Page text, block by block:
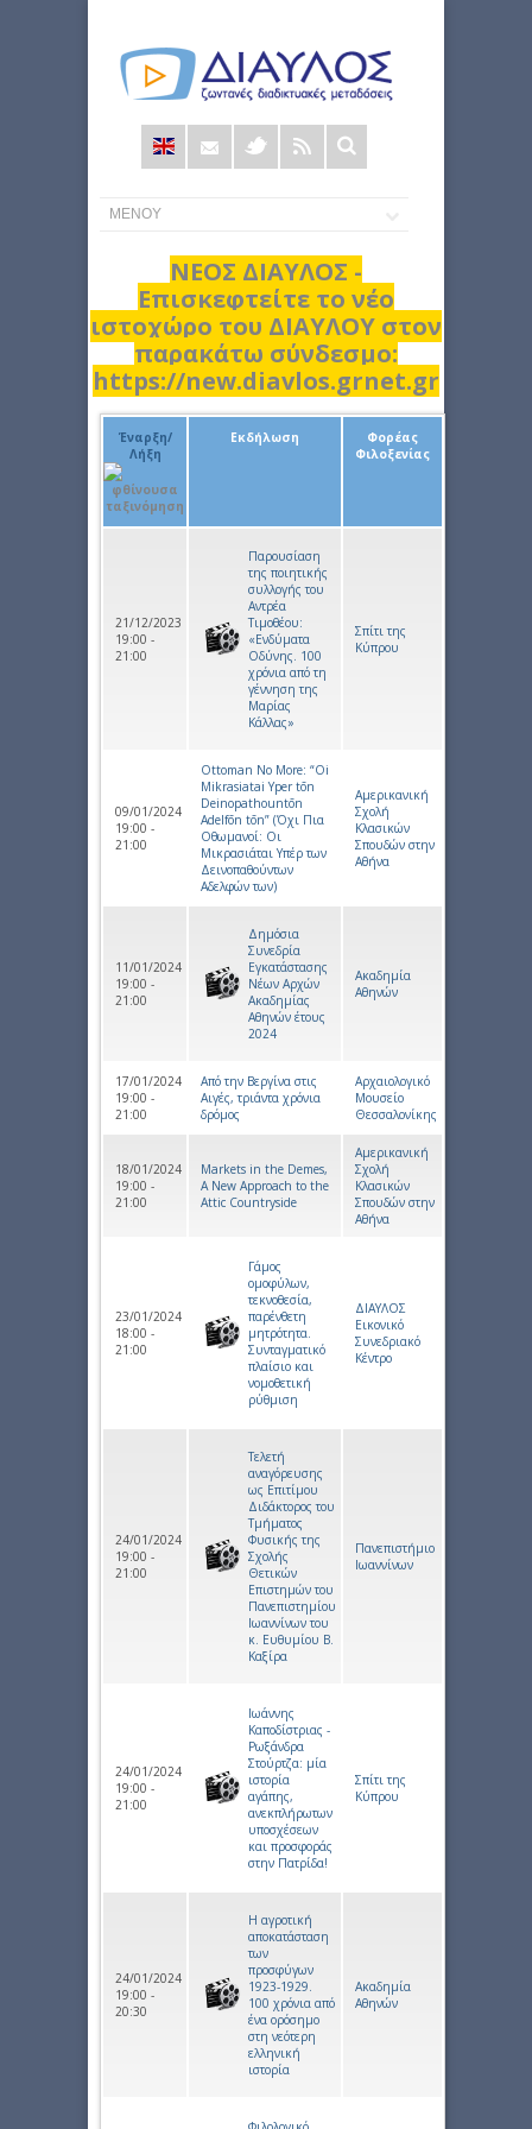
Φόρμα
αναζήτησης
ΝΕΟΣ ΔΙΑΥΛΟΣ -
Επισκεφτείτε το νέο
ιστοχώρο του ΔΙΑΥΛΟΥ στον
παρακάτω σύνδεσμο:
https://new.diavlos.grnet.gr
Έναρξη/
Λήξη
Εκδήλωση
Φορέας
Φιλοξενίας
21/12/2023
19:00 -
21:00
Παρουσίαση
της ποιητικής
συλλογής του
Αντρέα
Τιμοθέου:
«Ενδύματα
Οδύνης. 100
χρόνια από τη
γέννηση της
Μαρίας
Κάλλας»
Σπίτι της
Κύπρου
09/01/2024
19:00 -
21:00
Ottoman No More: “Oi
Mikrasiatai Yper tōn
Deinopathountōn
Adelfōn tōn” (Όχι Πια
Οθωμανοί: Οι
Μικρασιάται Υπέρ των
Δεινοπαθούντων
Αδελφών των)
Αμερικανική
Σχολή
Κλασικών
Σπουδών στην
Αθήνα
11/01/2024
19:00 -
21:00
Δημόσια
Συνεδρία
Εγκατάστασης
Νέων Αρχών
Ακαδημίας
Αθηνών έτους
2024
Ακαδημία
Αθηνών
17/01/2024
19:00 -
21:00
Από την Βεργίνα στις
Αιγές, τριάντα χρόνια
δρόμος
Αρχαιολογικό
Μουσείο
Θεσσαλονίκης
18/01/2024
19:00 -
21:00
Markets in the Demes,
A New Approach to the
Attic Countryside
Αμερικανική
Σχολή
Κλασικών
Σπουδών στην
Αθήνα
23/01/2024
18:00 -
21:00
Γάμος
ομοφύλων,
τεκνοθεσία,
παρένθετη
μητρότητα.
Συνταγματικό
πλαίσιο και
νομοθετική
ρύθμιση
ΔΙΑΥΛΟΣ
Εικονικό
Συνεδριακό
Κέντρο
24/01/2024
19:00 -
21:00
Τελετή
αναγόρευσης
ως Επιτίμου
Διδάκτορος του
Τμήματος
Φυσικής της
Σχολής
Θετικών
Επιστημών του
Πανεπιστημίου
Ιωαννίνων του
κ. Ευθυμίου Β.
Καξίρα
Πανεπιστήμιο
Ιωαννίνων
24/01/2024
19:00 -
21:00
Ιωάννης
Καποδίστριας -
Ρωξάνδρα
Στούρτζα: μία
ιστορία
αγάπης,
ανεκπλήρωτων
υποσχέσεων
και προσφοράς
στην Πατρίδα!
Σπίτι της
Κύπρου
24/01/2024
19:00 -
20:30
Η αγροτική
αποκατάσταση
των
προσφύγων
1923-1929.
100 χρόνια από
ένα ορόσημο
στη νεότερη
ελληνική
ιστορία
Ακαδημία
Αθηνών